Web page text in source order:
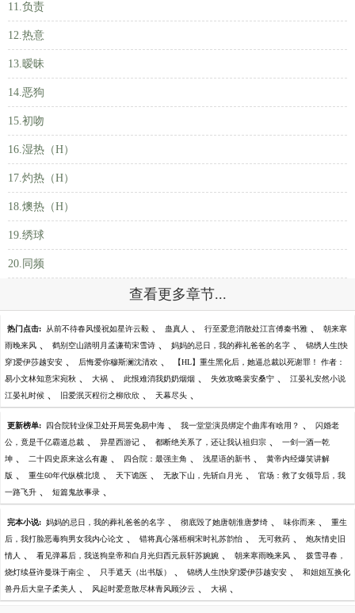
11.负责
12.热意
13.暧昧
14.恶狗
15.初吻
16.湿热（H）
17.灼热（H）
18.燠热（H）
19.绣球
20.同频
查看更多章节...
热门点击: 从前不待春风慢祝如星许云毅 、 蛊真人 、 行至爱意消散处江言傅秦书雅 、 朝来寒
雨晚来风 、 鹤别空山踏明月孟谦荀宋雪诗 、 妈妈的忌日，我的葬礼爸爸的名字 、 锦绣人生[快
穿]爱伊莎越安安 、 后悔爱你穆斯澜沈清欢 、 【HL】重生黑化后，她逼总裁以死谢罪！ 作者：
易小文林知意宋宛秋 、 大祸 、 此恨难消我奶奶烟烟 、 失效攻略裴安桑宁 、 江晏礼安然小说
江晏礼时候 、 旧爱泯灭程衍之柳欣欣 、 天幕尽头 、
更新榜单: 四合院转业保卫处开局罢免易中海 、 我一堂堂演员绑定个曲库有啥用？ 、 闪婚老
公，竟是千亿霸道总裁 、 异星西游记 、 都断绝关系了，还让我认祖归宗 、 一剑一酒一乾
坤 、 二十四史原来这么有趣 、 四合院：最强主角 、 浅星语的新书 、 黄帝内经爆笑讲解
版 、 重生60年代纵横北境 、 天下诡医 、 无敌下山，先斩白月光 、 官场：救了女领导后，我
一路飞升 、 短篇鬼故事录 、
完本小说: 妈妈的忌日，我的葬礼爸爸的名字 、 彻底毁了她唐朝淮唐梦绮 、 味你而来 、 重生
后，我打脸恶毒狗男女我内心论文 、 错将真心落梧桐宋时礼苏韵怡 、 无可救药 、 炮灰情史旧
情人 、 看见弹幕后，我送狗皇帝和白月光归西元辰轩苏婉婉 、 朝来寒雨晚来风 、 拨雪寻春，
烧灯续昼许曼珠于南尘 、 只手遮天（出书版） 、 锦绣人生[快穿]爱伊莎越安安 、 和姐姐互换化
兽丹后大皇子柔美人 、 风起时爱意散尽林青风顾汐云 、 大祸 、